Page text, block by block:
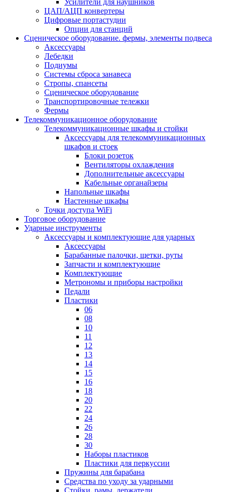
Усилители для наушников
ЦАП/АЦП конвертеры
Цифровые портастудии
Опции для станций
Сценическое оборудование. фермы, элементы подвеса
Аксессуары
Лебедки
Подиумы
Системы сброса занавеса
Стропы, спансеты
Сценическое оборудование
Транспортировочные тележки
Фермы
Телекоммуникационное оборудование
Телекоммуникационные шкафы и стойки
Аксессуары для телекоммуникационных
шкафов и стоек
Блоки розеток
Вентиляторы охлаждения
Дополнительные аксессуары
Кабельные органайзеры
Напольные шкафы
Настенные шкафы
Точки доступа WiFi
Торговое оборудование
Ударные инструменты
Аксессуары и комплектующие для ударных
Аксессуары
Барабанные палочки, щетки, руты
Запчасти и комплектующие
Комплектующие
Метрономы и приборы настройки
Педали
Пластики
06
08
10
11
12
13
14
15
16
18
20
22
24
26
28
30
Наборы пластиков
Пластики для перкуссии
Пружины для барабана
Средства по уходу за ударными
Стойки, рамы, держатели